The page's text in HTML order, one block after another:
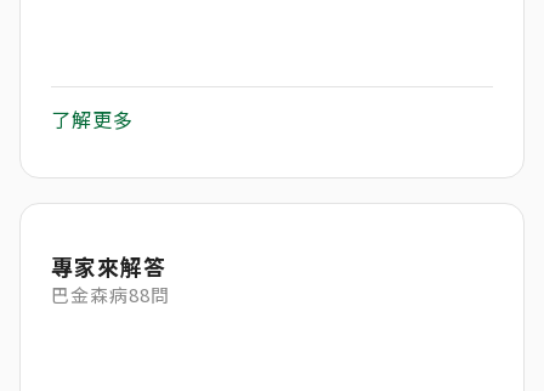
了解更多
專家來解答
巴金森病88問